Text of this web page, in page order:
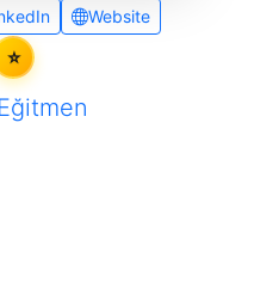
Website
⭐